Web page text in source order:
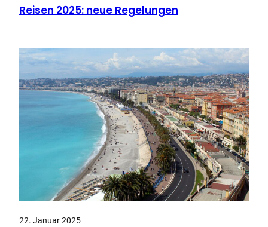
Reisen 2025: neue Regelungen
22. Januar 2025